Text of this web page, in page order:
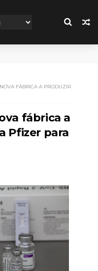
FÁBRICA A PRODUZIR
fábrica a
Pfizer para